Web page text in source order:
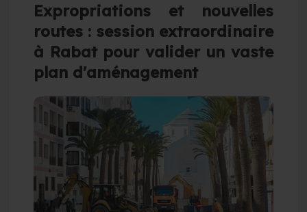
Expropriations et nouvelles
routes : session extraordinaire
à Rabat pour valider un vaste
plan d'aménagement